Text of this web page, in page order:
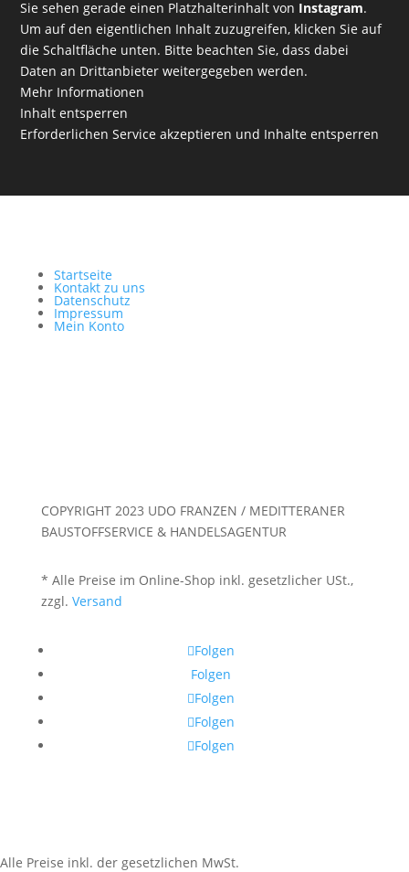
Sie sehen gerade einen Platzhalterinhalt von Instagram.
Um auf den eigentlichen Inhalt zuzugreifen, klicken Sie auf
die Schaltfläche unten. Bitte beachten Sie, dass dabei
Daten an Drittanbieter weitergegeben werden.
Mehr Informationen
Inhalt entsperren
Erforderlichen Service akzeptieren und Inhalte entsperren
Startseite
Kontakt zu uns
Datenschutz
Impressum
Mein Konto
COPYRIGHT 2023 UDO FRANZEN / MEDITTERANER
BAUSTOFFSERVICE & HANDELSAGENTUR
* Alle Preise im Online-Shop inkl. gesetzlicher USt.,
zzgl. Versand
Folgen
Folgen
Folgen
Folgen
Folgen
Alle Preise inkl. der gesetzlichen MwSt.